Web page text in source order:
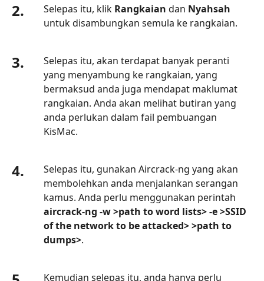
2. Selepas itu, klik Rangkaian dan Nyahsah
untuk disambungkan semula ke rangkaian.
3.
Selepas itu, akan terdapat banyak peranti
yang menyambung ke rangkaian, yang
bermaksud anda juga mendapat maklumat
rangkaian. Anda akan melihat butiran yang
anda perlukan dalam fail pembuangan
KisMac.
4.
Selepas itu, gunakan Aircrack-ng yang akan
membolehkan anda menjalankan serangan
kamus. Anda perlu menggunakan perintah
aircrack-ng -w >path to word lists> -e >SSID
of the network to be attacked> >path to
dumps>.
Kemudian selepas itu, anda hanya perlu